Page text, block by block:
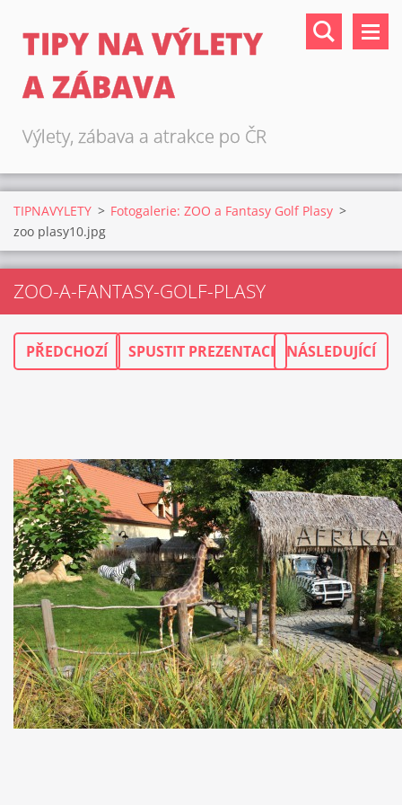
TIPY NA VÝLETY
A ZÁBAVA
Výlety, zábava a atrakce po ČR
TIPNAVYLETY > Fotogalerie: ZOO a Fantasy Golf Plasy >
zoo plasy10.jpg
ZOO-A-FANTASY-GOLF-PLASY
PŘEDCHOZÍ SPUSTIT PREZENTACI NÁSLEDUJÍCÍ